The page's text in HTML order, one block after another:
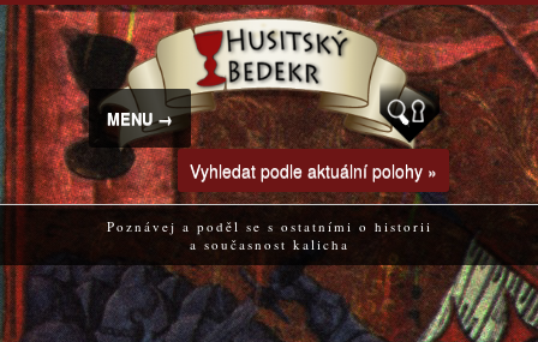
MENU →
Vyhledat podle aktuální polohy »
Poznávej a poděl se s ostatními o historii
a současnost kalicha